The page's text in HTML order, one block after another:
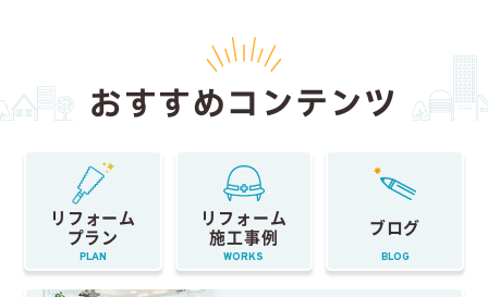
おすすめコンテンツ
リフォーム
プラン
PLAN
リフォーム
施工事例
WORKS
ブログ
BLOG